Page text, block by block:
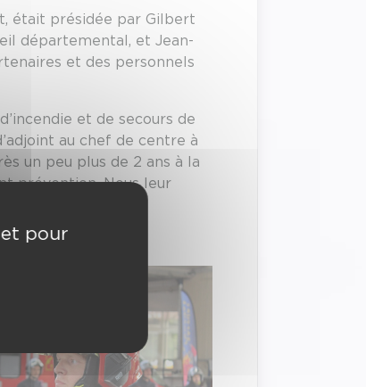
était présidée par Gilbert
départemental, et Jean-
et des personnels
et de secours de
au chef de centre à
un peu plus de 2 ans à la
prévention. Nous leur
la caserne.
pour